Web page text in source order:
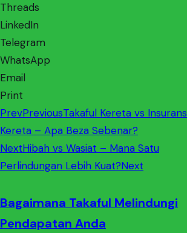
Threads
LinkedIn
Telegram
WhatsApp
Email
Print
PrevPreviousTakaful Kereta vs Insurans
Kereta – Apa Beza Sebenar?
NextHibah vs Wasiat – Mana Satu
Perlindungan Lebih Kuat?Next
Bagaimana Takaful Melindungi
Pendapatan Anda